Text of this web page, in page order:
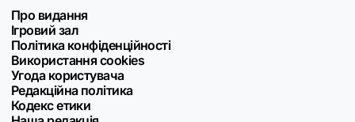
Про видання
Ігровий зал
Політика конфіденційності
Використання cookies
Угода користувача
Редакційна політика
Кодекс етики